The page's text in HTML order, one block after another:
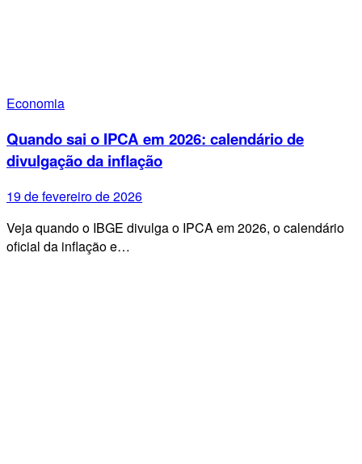
Economia
Quando sai o IPCA em 2026: calendário de
divulgação da inflação
19 de fevereiro de 2026
Veja quando o IBGE divulga o IPCA em 2026, o calendário
oficial da inflação e…